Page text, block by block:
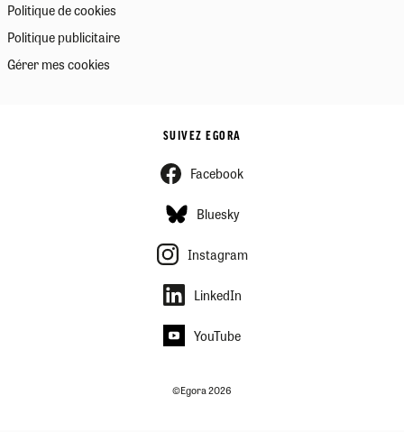
Politique de cookies
Politique publicitaire
Gérer mes cookies
SUIVEZ EGORA
Facebook
Bluesky
Instagram
LinkedIn
YouTube
©Egora 2026